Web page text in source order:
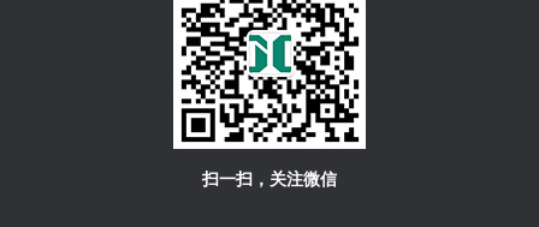
扫一扫，关注微信